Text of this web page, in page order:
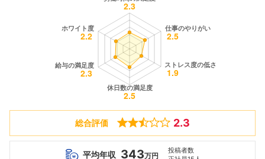
総合評価 2.3
平均年収 343万円
投稿者数